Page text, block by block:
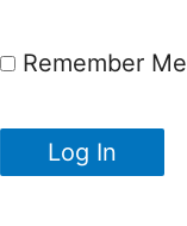
Remember Me